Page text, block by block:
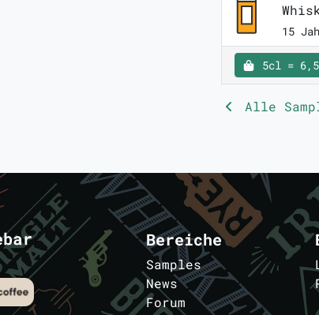
15
5cl =
Alle
Bereiche
Samples
News
Forum